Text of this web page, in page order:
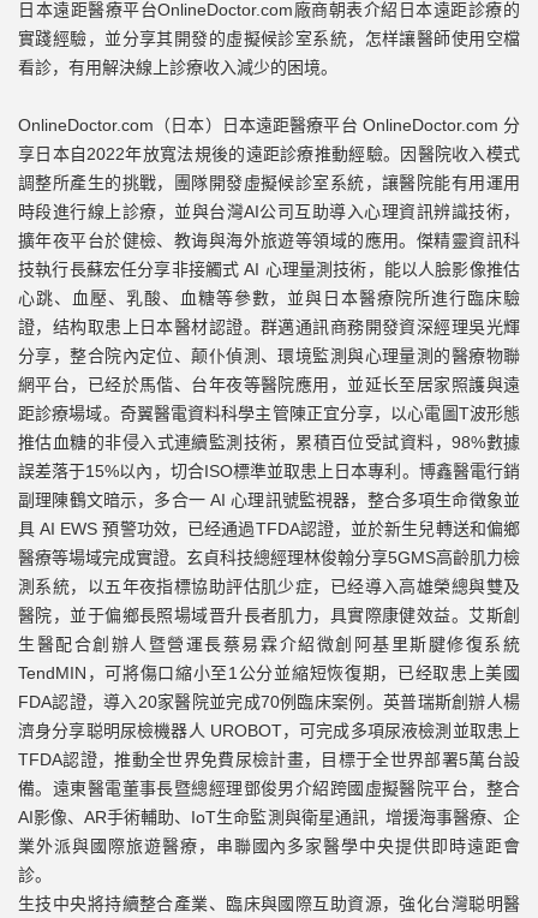
日本遠距醫療平台OnlineDoctor.com廠商朝表介紹日本遠距診療的
實踐經驗，並分享其開發的虛擬候診室系統，怎样讓醫師使用空檔
看診，有用解決線上診療收入減少的困境。
OnlineDoctor.com（日本）日本遠距醫療平台 OnlineDoctor.com 分
享日本自2022年放寬法規後的遠距診療推動經驗。因醫院收入模式
調整所產生的挑戰，團隊開發虛擬候診室系統，讓醫院能有用運用
時段進行線上診療，並與台灣AI公司互助導入心理資訊辨識技術，
擴年夜平台於健檢、教诲與海外旅遊等領域的應用。傑精靈資訊科
技執行長蘇宏任分享非接觸式 AI 心理量測技術，能以人臉影像推估
心跳、血壓、乳酸、血糖等參數，並與日本醫療院所進行臨床驗
證，结构取患上日本醫材認證。群邁通訊商務開發資深經理吳光輝
分享，整合院內定位、颠仆偵測、環境監測與心理量測的醫療物聯
網平台，已经於馬偕、台年夜等醫院應用，並延长至居家照護與遠
距診療場域。奇翼醫電資料科學主管陳正宜分享，以心電圖T波形態
推估血糖的非侵入式連續監測技術，累積百位受試資料，98%數據
誤差落于15%以內，切合ISO標準並取患上日本專利。博鑫醫電行銷
副理陳鶴文暗示，多合一 AI 心理訊號監視器，整合多項生命徵象並
具 AI EWS 預警功效，已经通過TFDA認證，並於新生兒轉送和偏鄉
醫療等場域完成實證。玄貞科技總經理林俊翰分享5GMS高齡肌力檢
測系統，以五年夜指標協助評估肌少症，已经導入高雄榮總與雙及
醫院，並于偏鄉長照場域晋升長者肌力，具實際康健效益。艾斯創
生醫配合創辦人暨營運長蔡易霖介紹微創阿基里斯腱修復系統
TendMIN，可將傷口縮小至1公分並縮短恢復期，已经取患上美國
FDA認證，導入20家醫院並完成70例臨床案例。英普瑞斯創辦人楊
濟身分享聪明尿檢機器人 UROBOT，可完成多項尿液檢測並取患上
TFDA認證，推動全世界免費尿檢計畫，目標于全世界部署5萬台設
備。遠東醫電董事長暨總經理鄧俊男介紹跨國虛擬醫院平台，整合
AI影像、AR手術輔助、IoT生命監測與衛星通訊，增援海事醫療、企
業外派與國際旅遊醫療，串聯國內多家醫學中央提供即時遠距會
診。
生技中央將持續整合產業、臨床與國際互助資源，強化台灣聪明醫